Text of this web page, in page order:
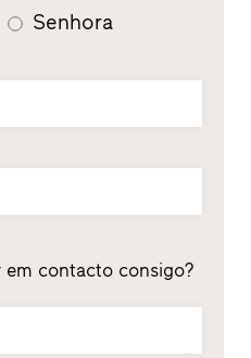
Senhora
em contacto consigo?